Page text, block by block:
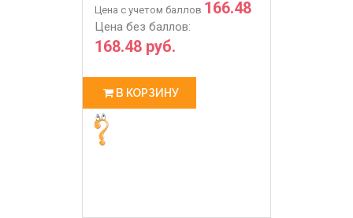
Цена с учетом баллов 166.48
Цена без баллов:
168.48 руб.
В КОРЗИНУ